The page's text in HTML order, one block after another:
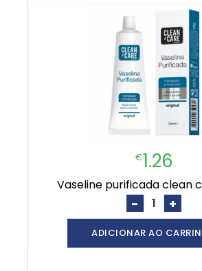
€1.26
vaseline purificada clean
- +
ADICIONAR AO